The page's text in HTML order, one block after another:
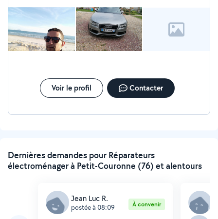
Voir le profil Contacter
Dernières demandes pour Réparateurs
électroménager à Petit-Couronne (76) et alentours
Jean Luc R.
postée à 08:09 À convenir